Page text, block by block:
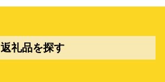
返礼品を探す